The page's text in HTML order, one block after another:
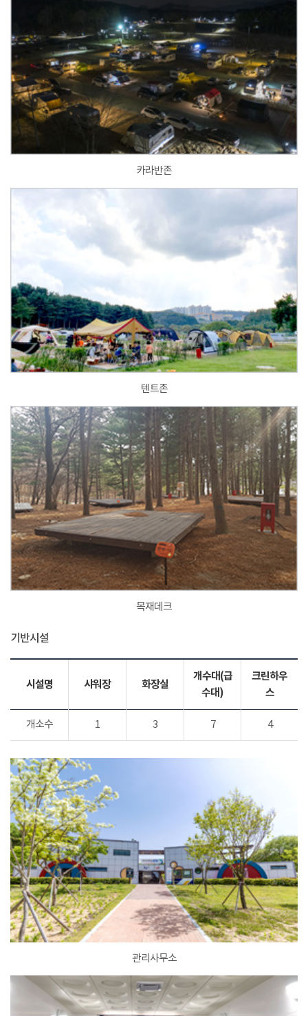
카라반존
텐트존
목재데크
기반시설
시설명 샤워장 화장실
개수대(급
수대)
크린하우
스
개소수 1 3 7 4
관리사무소